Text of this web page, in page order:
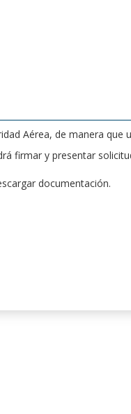
Aérea, de manera que
firmar y presentar
documentación.